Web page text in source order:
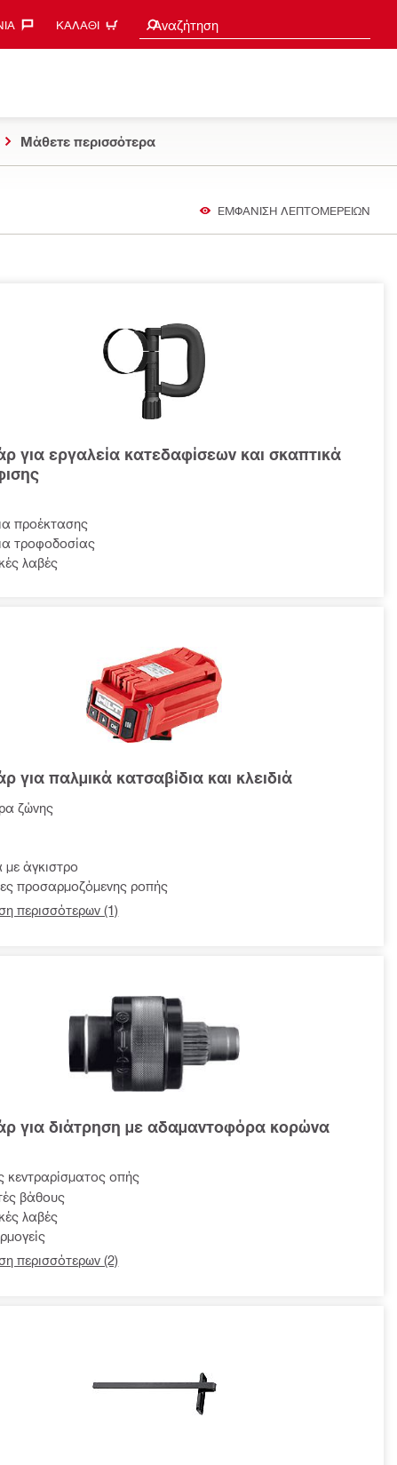
ΚΑΛΆΘΙ Αναζήτηση
Search suggestions
Μάθετε περισσότερα
ΕΜΦΑΝΙΣΗ ΛΕΠΤΟΜΕΡΕΙΩΝ
για εργαλεία κατεδαφίσεων και σκαπτικά
προέκτασης
τροφοδοσίας
λαβές
για παλμικά κατσαβίδια και κλειδιά
ζώνης
με άγκιστρο
προσαρμοζόμενης ροπής
περισσότερων (1)
για διάτρηση με αδαμαντοφόρα κορώνα
κεντραρίσματος οπής
βάθους
λαβές
περισσότερων (2)